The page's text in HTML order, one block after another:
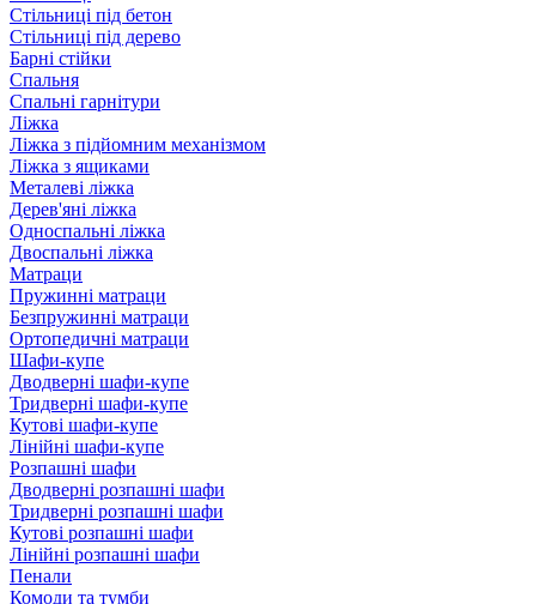
Стільниці під бетон
Стільниці під дерево
Барні стійки
Спальня
Спальні гарнітури
Ліжка
Ліжка з підйомним механізмом
Ліжка з ящиками
Металеві ліжка
Дерев'яні ліжка
Односпальні ліжка
Двоспальні ліжка
Матраци
Пружинні матраци
Безпружинні матраци
Ортопедичні матраци
Шафи-купе
Дводверні шафи-купе
Тридверні шафи-купе
Кутові шафи-купе
Лінійні шафи-купе
Розпашні шафи
Дводверні розпашні шафи
Тридверні розпашні шафи
Кутові розпашні шафи
Лінійні розпашні шафи
Пенали
Комоди та тумби